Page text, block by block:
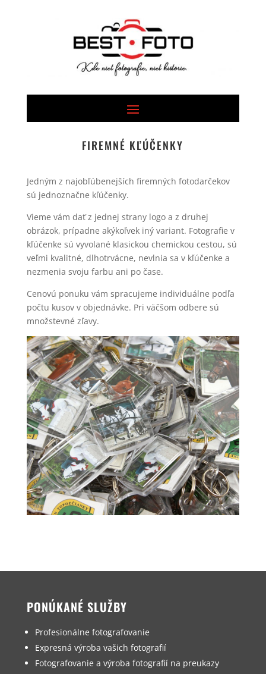
FIREMNÉ KĽÚČENKY
Jedným z najobľúbenejších firemných fotodarčekov
sú jednoznačne kľúčenky.
Vieme vám dať z jednej strany logo a z druhej
obrázok, prípadne akýkoľvek iný variant. Fotografie v
kľúčenke sú vyvolané klasickou chemickou cestou, sú
veľmi kvalitné, dlhotrvácne, nevlnia sa v kľúčenke a
nezmenia svoju farbu ani po čase.
Cenovú ponuku vám spracujeme individuálne podľa
počtu kusov v objednávke. Pri väčšom odbere sú
množstevné zľavy.
PONÚKANÉ SLUŽBY
Profesionálne fotografovanie
Expresná výroba vašich fotografií
Fotografovanie a výroba fotografií na preukazy